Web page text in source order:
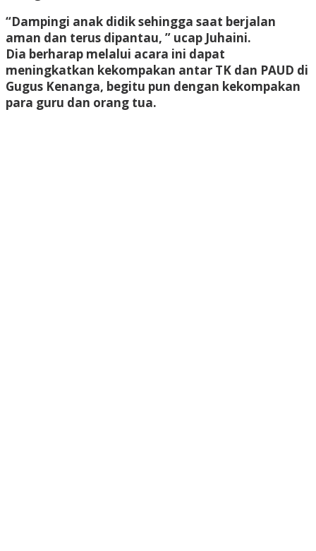
“Dampingi anak didik sehingga saat berjalan
aman dan terus dipantau, ” ucap Juhaini.
Dia berharap melalui acara ini dapat
meningkatkan kekompakan antar TK dan PAUD di
Gugus Kenanga, begitu pun dengan kekompakan
para guru dan orang tua.